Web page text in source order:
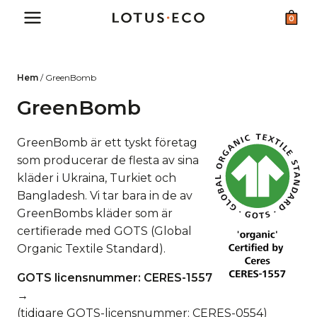
0
Hem / GreenBomb
GreenBomb
GreenBomb är ett tyskt företag
som producerar de flesta av sina
kläder i Ukraina, Turkiet och
Bangladesh. Vi tar bara in de av
GreenBombs kläder som är
certifierade med GOTS (Global
Organic Textile Standard).
GOTS licensnummer: CERES-1557
→
(tidigare GOTS-licensnummer: CERES-0554)